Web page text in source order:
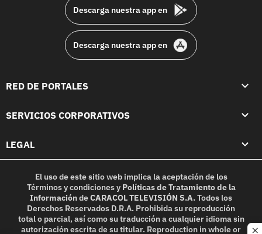
Descarga nuestra app en
Descarga nuestra app en
RED DE PORTALES
SERVICIOS CORPORATIVOS
LEGAL
El uso de este sitio web implica la aceptación de los
Términos y condicionesy Políticas de Tratamiento de la
InformacióndeCARACOL TELEVISIÓN S.A.Todos los
Derechos Reservados D.R.A. Prohibida su reproducción
total o parcial, así como su traducción a cualquier idioma sin
autorización escrita de su titular. Reproduction in whole or